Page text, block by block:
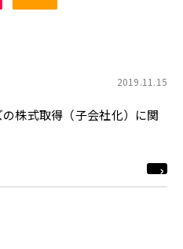
2019.11.15
株式取得（子会社化）に関